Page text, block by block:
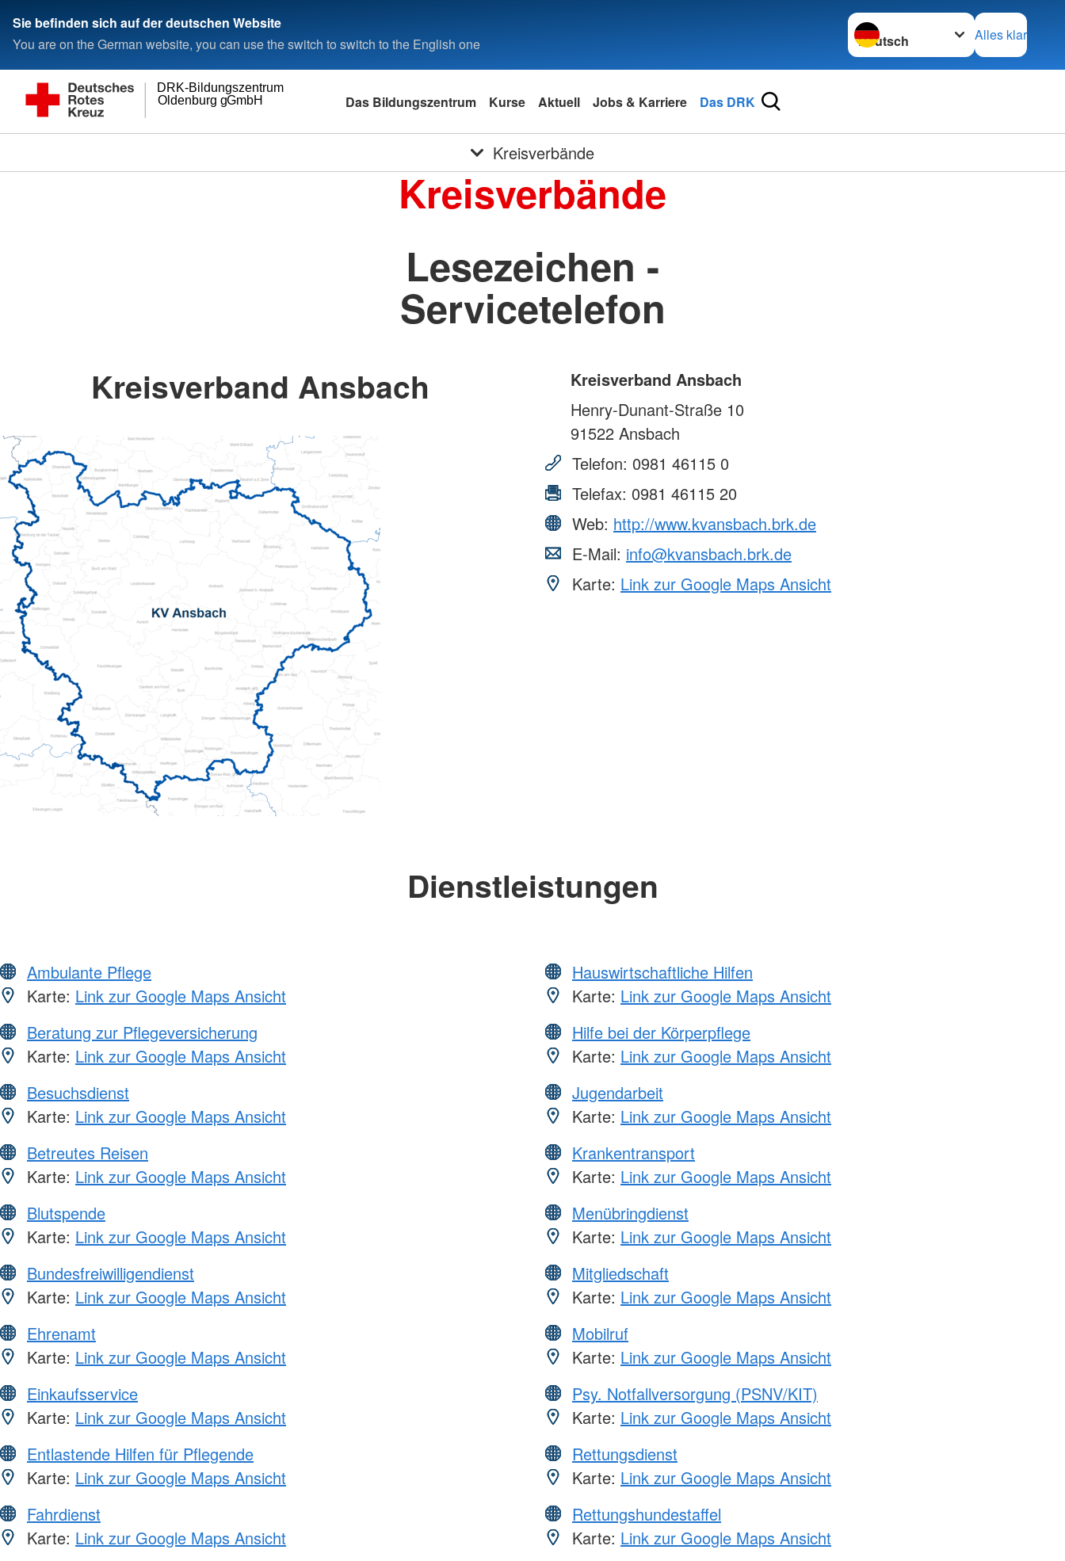
Sie befinden sich auf der deutschen Website
You are on the German website, you can use the switch to switch to the English one
Sprache wechseln zu
Alles klar
Oldenburg gGmbH
DRK-Bildungszentrum
Das Bildungszentrum Kurse Aktuell Jobs & Karriere Das DRK
Kreisverbände
Kreisverbände
Lesezeichen -
Servicetelefon
Kreisverband Ansbach
Kreisverband Ansbach
Henry-Dunant-Straße 10
91522 Ansbach
Telefon: 0981 46115 0
Telefax: 0981 46115 20
Web: http://www.kvansbach.brk.de
E-Mail: info@kvansbach.brk.de
Karte: Link zur Google Maps Ansicht
Dienstleistungen
Ambulante Pflege
Karte: Link zur Google Maps Ansicht
Beratung zur Pflegeversicherung
Karte: Link zur Google Maps Ansicht
Besuchsdienst
Karte: Link zur Google Maps Ansicht
Betreutes Reisen
Karte: Link zur Google Maps Ansicht
Blutspende
Karte: Link zur Google Maps Ansicht
Bundesfreiwilligendienst
Karte: Link zur Google Maps Ansicht
Ehrenamt
Karte: Link zur Google Maps Ansicht
Einkaufsservice
Karte: Link zur Google Maps Ansicht
Entlastende Hilfen für Pflegende
Karte: Link zur Google Maps Ansicht
Fahrdienst
Karte: Link zur Google Maps Ansicht
Hauswirtschaftliche Hilfen
Karte: Link zur Google Maps Ansicht
Hilfe bei der Körperpflege
Karte: Link zur Google Maps Ansicht
Jugendarbeit
Karte: Link zur Google Maps Ansicht
Krankentransport
Karte: Link zur Google Maps Ansicht
Menübringdienst
Karte: Link zur Google Maps Ansicht
Mitgliedschaft
Karte: Link zur Google Maps Ansicht
Mobilruf
Karte: Link zur Google Maps Ansicht
Psy. Notfallversorgung (PSNV/KIT)
Karte: Link zur Google Maps Ansicht
Rettungsdienst
Karte: Link zur Google Maps Ansicht
Rettungshundestaffel
Karte: Link zur Google Maps Ansicht